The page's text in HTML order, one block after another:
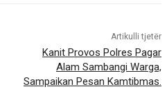
Artikulli tjetër
Kanit Provos Polres Pagar
Alam Sambangi Warga,
Sampaikan Pesan Kamtibmas.